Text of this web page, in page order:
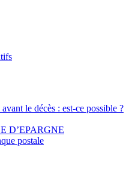
le décès : est-ce possible ?
D’EPARGNE
postale